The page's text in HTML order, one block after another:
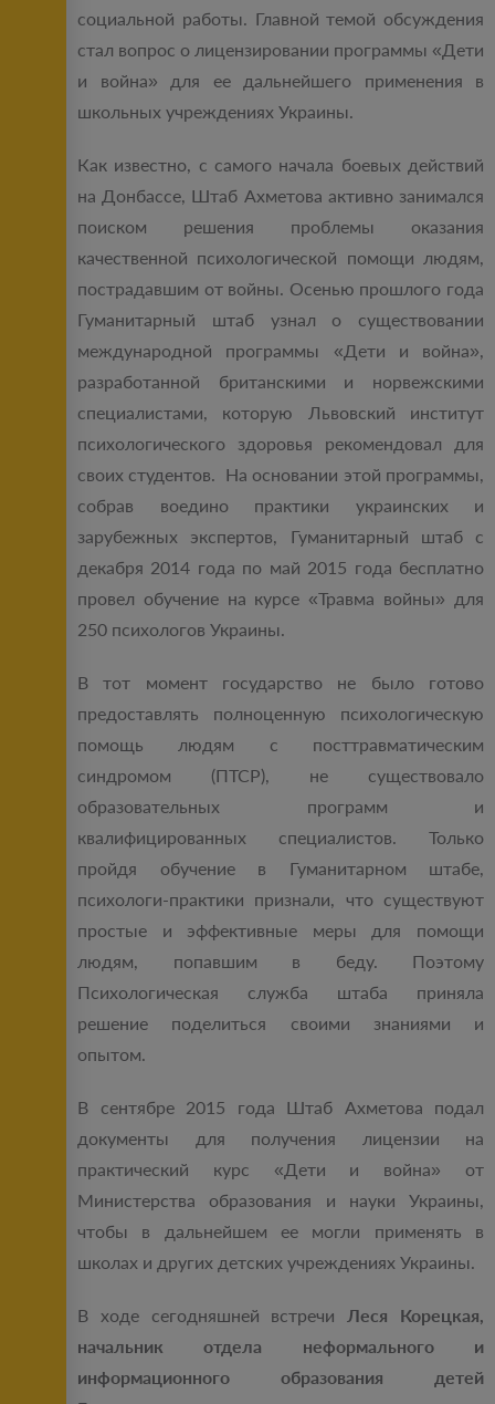
социальной работы. Главной темой обсуждения
стал вопрос о лицензировании программы «Дети
и война» для ее дальнейшего применения в
школьных учреждениях Украины.
Как известно, с самого начала боевых действий
на Донбассе, Штаб Ахметова активно занимался
поиском решения проблемы оказания
качественной психологической помощи людям,
пострадавшим от войны. Осенью прошлого года
Гуманитарный штаб узнал о существовании
международной программы «Дети и война»,
разработанной британскими и норвежскими
специалистами, которую Львовский институт
психологического здоровья рекомендовал для
своих студентов. На основании этой программы,
собрав воедино практики украинских и
зарубежных экспертов, Гуманитарный штаб с
декабря 2014 года по май 2015 года бесплатно
провел обучение на курсе «Травма войны» для
250 психологов Украины.
В тот момент государство не было готово
предоставлять полноценную психологическую
помощь людям с посттравматическим
синдромом (ПТСР), не существовало
образовательных программ и
квалифицированных специалистов. Только
пройдя обучение в Гуманитарном штабе,
психологи-практики признали, что существуют
простые и эффективные меры для помощи
людям, попавшим в беду. Поэтому
Психологическая служба штаба приняла
решение поделиться своими знаниями и
опытом.
В сентябре 2015 года Штаб Ахметова подал
документы для получения лицензии на
практический курс «Дети и война» от
Министерства образования и науки Украины,
чтобы в дальнейшем ее могли применять в
школах и других детских учреждениях Украины.
В ходе сегодняшней встречи Леся Корецкая,
начальник отдела неформального и
информационного образования детей